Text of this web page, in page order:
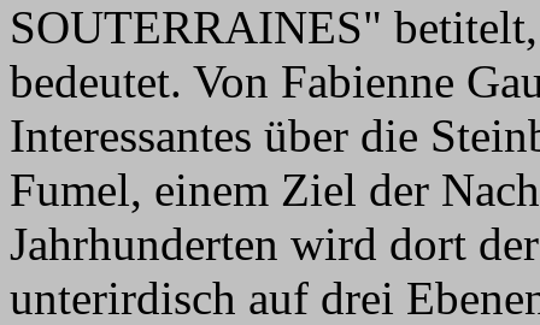
SOUTERRAINES"
bedeutet. Von Fabienne
Interessantes über die
Fumel, einem Ziel der
Jahrhunderten wird dort
unterirdisch auf drei